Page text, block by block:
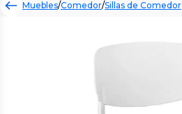
Muebles/Comedor/Sillas de Comedor